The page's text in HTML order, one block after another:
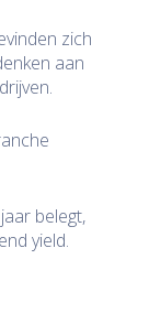
zich
aan
belegt,
yield.